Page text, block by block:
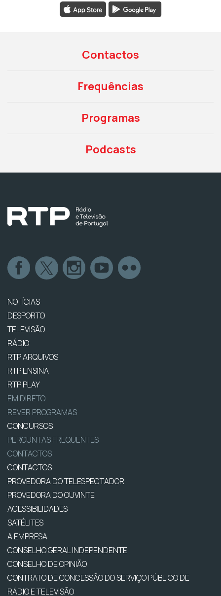
Contactos
Frequências
Programas
Podcasts
NOTÍCIAS
DESPORTO
TELEVISÃO
RÁDIO
RTP ARQUIVOS
RTP ENSINA
RTP PLAY
EM DIRETO
REVER PROGRAMAS
CONCURSOS
PERGUNTAS FREQUENTES
CONTACTOS
CONTACTOS
PROVEDORA DO TELESPECTADOR
PROVEDORA DO OUVINTE
ACESSIBILIDADES
SATÉLITES
A EMPRESA
CONSELHO GERAL INDEPENDENTE
CONSELHO DE OPINIÃO
CONTRATO DE CONCESSÃO DO SERVIÇO PÚBLICO DE
RÁDIO E TELEVISÃO